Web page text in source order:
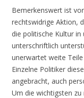
Bemerkenswert ist
rechtswidrige Aktion,
die politische Kultur
unterschriftlich
unerwartet weite Teile
Einzelne Politiker
angebracht, auch
Um die wichtigsten zu